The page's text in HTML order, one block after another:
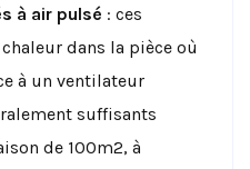
à air pulsé : ces
dans la pièce où
à un ventilateur
suffisants
de 100m2, à